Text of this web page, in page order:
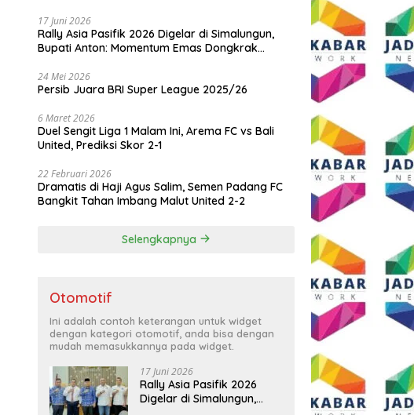
17 Juni 2026
Rally Asia Pasifik 2026 Digelar di Simalungun,
Bupati Anton: Momentum Emas Dongkrak
24 Mei 2026
Persib Juara BRI Super League 2025/26
6 Maret 2026
Duel Sengit Liga 1 Malam Ini, Arema FC vs Bali
United, Prediksi Skor 2-1
22 Februari 2026
Dramatis di Haji Agus Salim, Semen Padang FC
Bangkit Tahan Imbang Malut United 2-2
Selengkapnya
Otomotif
Ini adalah contoh keterangan untuk widget
dengan kategori otomotif, anda bisa dengan
mudah memasukkannya pada widget.
17 Juni 2026
Rally Asia Pasifik 2026
Digelar di Simalungun,